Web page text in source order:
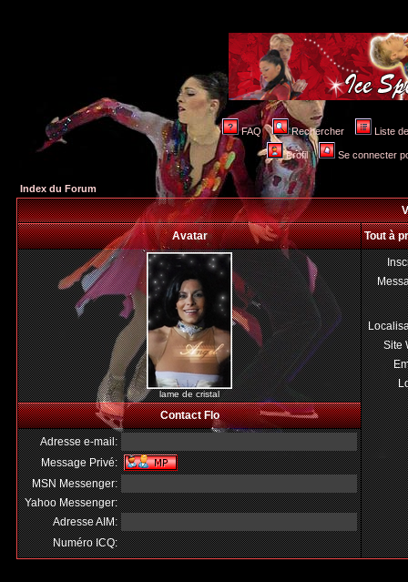
FAQ Rechercher Liste
Profil Se connecter
Index du Forum
Avatar
Tout à
lame de cristal
Site
Contact Flo
Adresse e-mail:
Message Privé:
MSN Messenger:
Yahoo Messenger:
Adresse AIM:
Numéro ICQ: